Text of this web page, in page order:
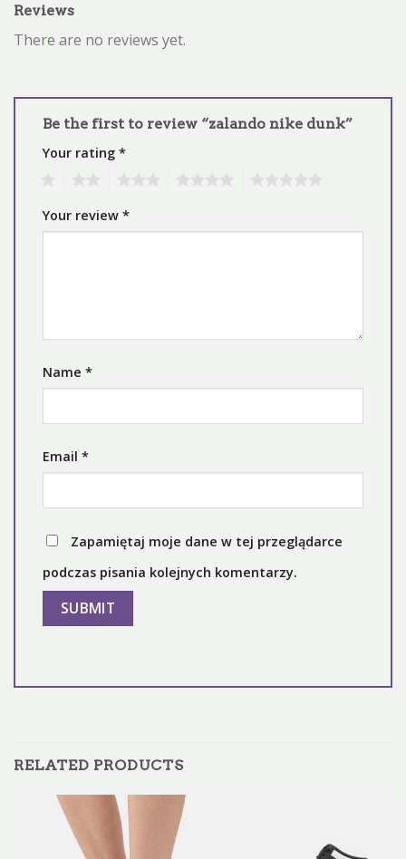
Reviews
There are no reviews yet.
Be the first to review “zalando nike dunk”
Your rating *
Your review *
Name *
Email *
Zapamiętaj moje dane w tej przeglądarce
podczas pisania kolejnych komentarzy.
RELATED PRODUCTS